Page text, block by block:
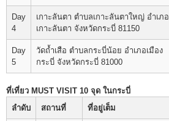
Day
4
เกาะลันตา ตำบลเกาะลันตาใหญ่ อำเภอ
เกาะลันตา จังหวัดกระบี่ 81150
Day
5
วัดถ้ำเสือ ตำบลกระบี่น้อย อำเภอเมือง
กระบี่ จังหวัดกระบี่ 81000
ที่เที่ยว MUST VISIT 10 จุด ในกระบี่
ลำดับ
สถานที่ ที่อยู่เต็ม